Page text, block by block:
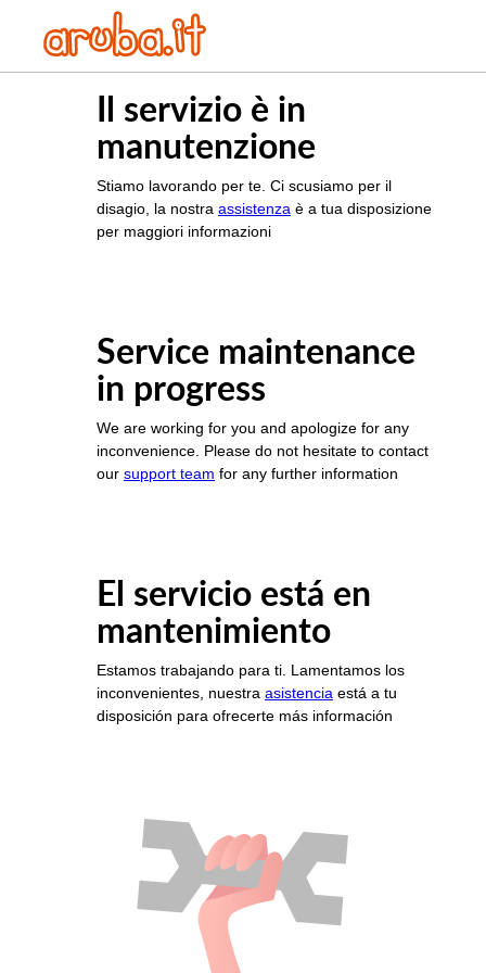
Il servizio è in
manutenzione
Stiamo lavorando per te. Ci scusiamo per il
disagio, la nostra assistenza è a tua disposizione
per maggiori informazioni
Service maintenance
in progress
We are working for you and apologize for any
inconvenience. Please do not hesitate to contact
our support team for any further information
El servicio está en
mantenimiento
Estamos trabajando para ti. Lamentamos los
inconvenientes, nuestra asistencia está a tu
disposición para ofrecerte más información